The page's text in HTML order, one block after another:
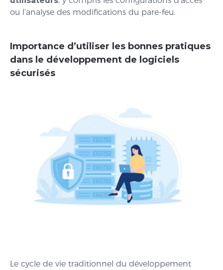
ou l’analyse des modifications du pare-feu.
Importance d’utiliser les bonnes pratiques
dans le développement de logiciels
sécurisés
Le cycle de vie traditionnel du développement